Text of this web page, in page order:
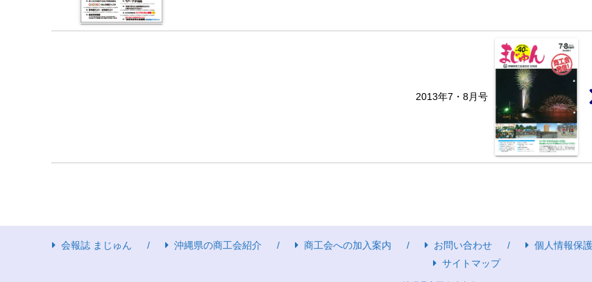
2013年7・8月号
会報誌 まじゅん 沖縄県の商工会紹介 商工会への加入案内 お問い合わせ 個人情報保
サイトマップ